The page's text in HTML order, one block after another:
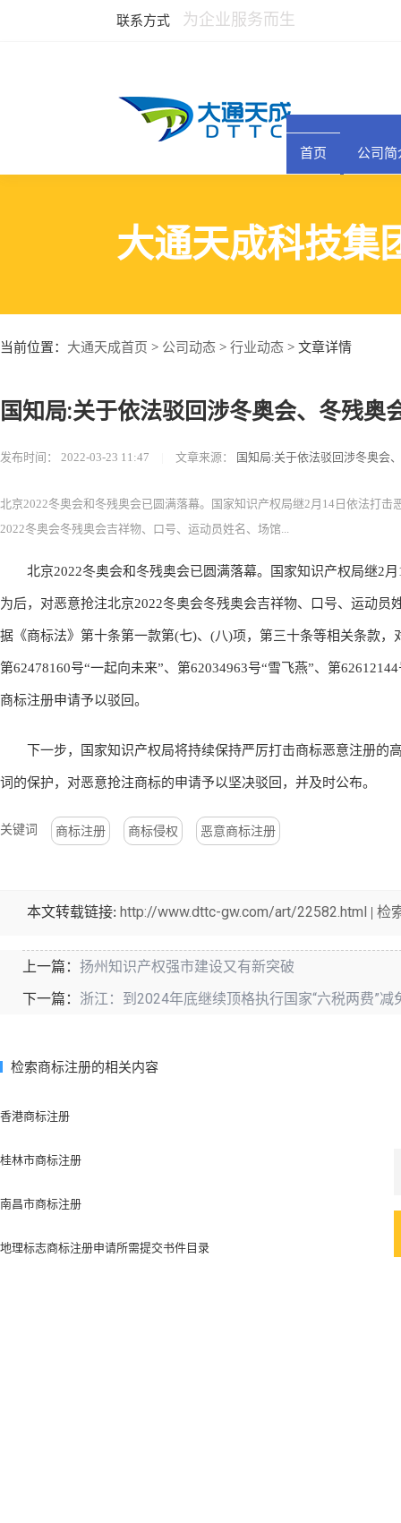
联系方式 为企业服务而生
首页 公司简
大通天成科技集
当前位置： 大通天成首页 > 公司动态 > 行业动态 > 文章详情
国知局:关于依法驳回涉冬奥会、冬残奥
发布时间： 2022-03-23 11:47 文章来源： 国知局:关于依法驳回涉冬奥会
北京2022冬奥会和冬残奥会已圆满落幕。国家知识产权局继2月14日依法打
2022冬奥会冬残奥会吉祥物、口号、运动员姓名、场馆...
北京2022冬奥会和冬残奥会已圆满落幕。国家知识产权局继2月
为后，对恶意抢注北京2022冬奥会冬残奥会吉祥物、口号、运动
据《商标法》第十条第一款第(七)、(八)项，第三十条等相关条款，
第62478160号“一起向未来”、第62034963号“雪飞燕”、第
商标注册申请予以驳回。
下一步，国家知识产权局将持续保持严厉打击商标恶意注册的
词的保护，对恶意抢注商标的申请予以坚决驳回，并及时公布。
关键词 商标注册 商标侵权 恶意商标注册
本文转载链接: http://www.dttc-gw.com/art/22582.html | 检
上一篇： 扬州知识产权强市建设又有新突破
下一篇： 浙江：到2024年底继续顶格执行国家“六税两费”减
检索商标注册的相关内容
香港商标注册
桂林市商标注册
南昌市商标注册
地理标志商标注册申请所需提交书件目录